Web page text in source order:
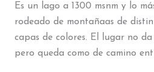
Es un lago a 1300 msnm y lo
rodeado de montañaas de
capas de colores. El lugar no
pero queda como de camino